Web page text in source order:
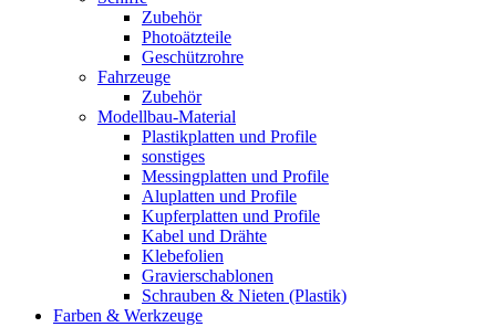
Zubehör
Photoätzteile
Geschützrohre
Fahrzeuge
Zubehör
Modellbau-Material
Plastikplatten und Profile
sonstiges
Messingplatten und Profile
Aluplatten und Profile
Kupferplatten und Profile
Kabel und Drähte
Klebefolien
Gravierschablonen
Schrauben & Nieten (Plastik)
Farben & Werkzeuge